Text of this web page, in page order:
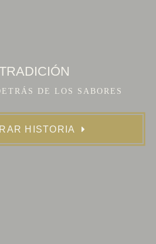
DE LOS SABORES
HISTORIA